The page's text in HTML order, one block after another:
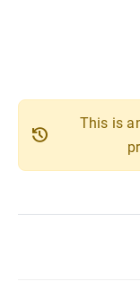
history
This is